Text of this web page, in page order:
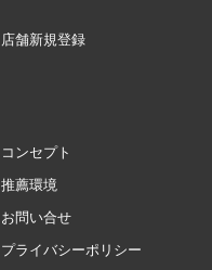
店舗新規登録
コンセプト
推薦環境
お問い合せ
プライバシーポリシー